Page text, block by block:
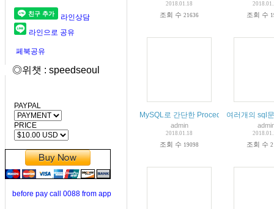
라인상담
라인으로 공유
페북공유
◎위챗 : speedseoul
PAYPAL
PRICE
before pay call 0088 from app
2018.01.18
조회 수 21636 조회 수
MySQL로 간단한 Procedure를 작성할
admin
2018.01.18
조회 수 19098
여러개의 sql
조회 수